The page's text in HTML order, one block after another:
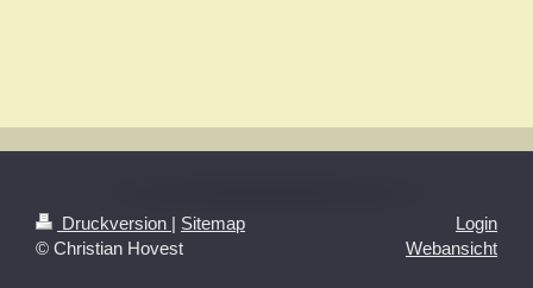
Druckversion | Sitemap
© Christian Hovest
Login
Webansicht